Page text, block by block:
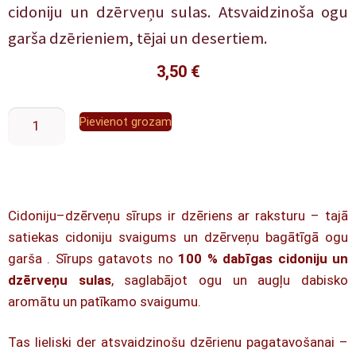
cidoniju un dzērveņu sulas. Atsvaidzinoša ogu
garša dzērieniem, tējai un desertiem.
3,50 €
Pievienot grozam
Cidoniju–dzērveņu sīrups ir dzēriens ar raksturu – tajā
satiekas cidoniju svaigums un dzērveņu bagātīgā ogu
garša . Sīrups gatavots no 100 % dabīgas cidoniju un
dzērveņu sulas, saglabājot ogu un augļu dabisko
aromātu un patīkamo svaigumu.
Tas lieliski der atsvaidzinošu dzērienu pagatavošanai –